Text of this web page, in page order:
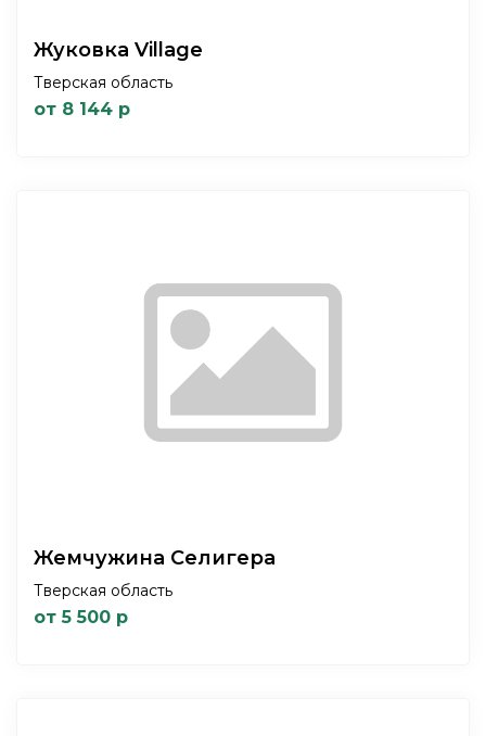
Жуковка Village
Тверская область
от 8 144 р
Жемчужина Селигера
Тверская область
от 5 500 р